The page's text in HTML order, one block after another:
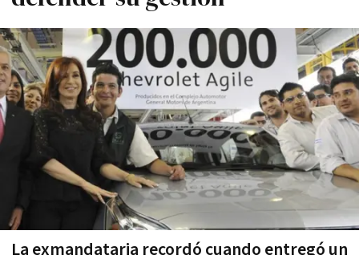
La exmandataria recordó cuando entregó un